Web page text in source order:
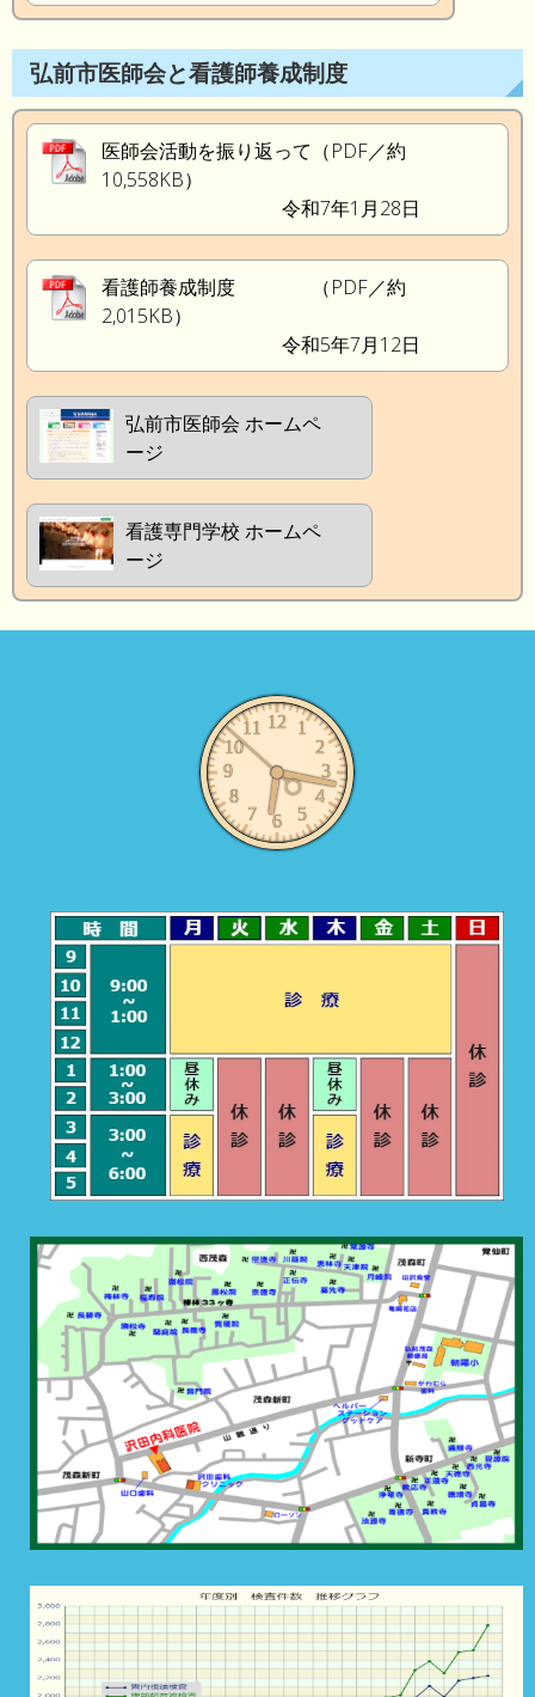
弘前市医師会と看護師養成制度
医師会活動を振り返って（PDF／約
10,558KB）
令和7年1月28日
看護師養成制度 （PDF／約
2,015KB）
令和5年7月12日
弘前市医師会 ホームペ
ージ
看護専門学校 ホームペ
ージ